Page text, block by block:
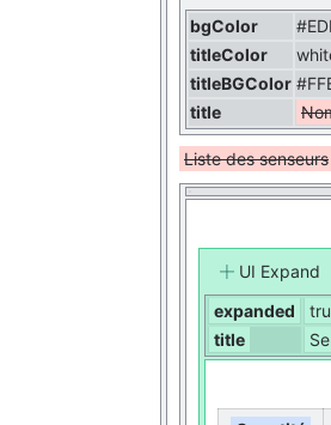
bgColor
titleColor
titleBGColor
title
Liste des senseurs
UI Expand
expanded
title